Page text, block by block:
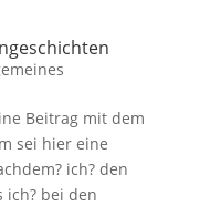
Beitrag mit dem
sei hier eine
ich? den
ich? bei den